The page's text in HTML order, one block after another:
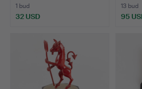
1 bud
32 USD
13 bud
95